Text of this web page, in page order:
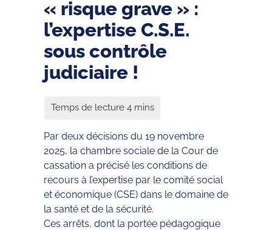
« risque grave » :
l’expertise C.S.E.
sous contrôle
judiciaire !
Par deux décisions du 19 novembre
2025, la chambre sociale de la Cour de
cassation a précisé les conditions de
recours à l’expertise par le comité social
et économique (CSE) dans le domaine de
la santé et de la sécurité.
Ces arrêts, dont la portée pédagogique